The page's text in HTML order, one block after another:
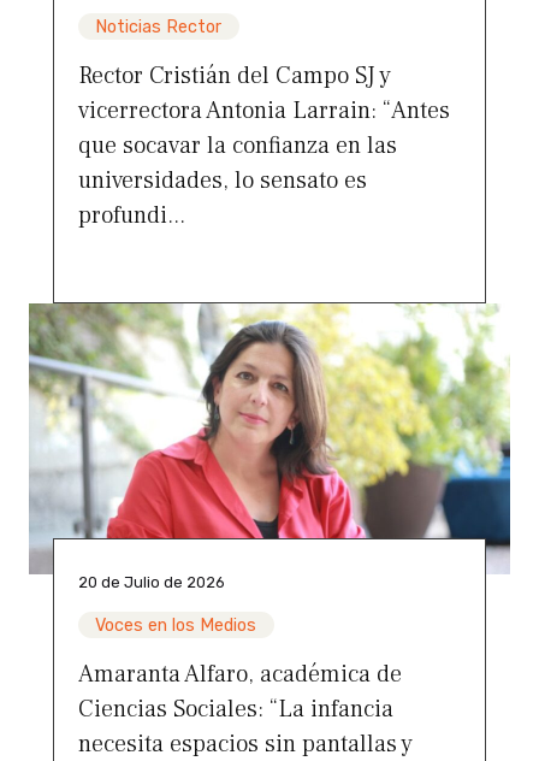
Noticias Rector
Rector Cristián del Campo SJ y
vicerrectora Antonia Larrain: “Antes
que socavar la confianza en las
universidades, lo sensato es
profundi...
20 de Julio de 2026
Voces en los Medios
Amaranta Alfaro, académica de
Ciencias Sociales: “La infancia
necesita espacios sin pantallas y